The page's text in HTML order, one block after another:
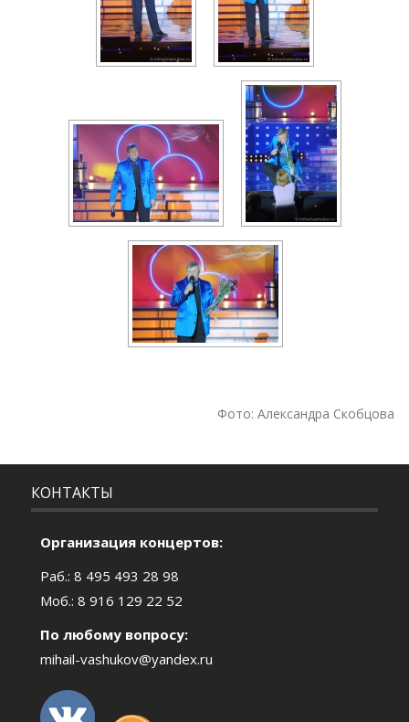
Фото: Александра Скобцова
КОНТАКТЫ
Организация концертов:
Раб.: 8 495 493 28 98
Моб.: 8 916 129 22 52
По любому вопросу:
mihail-vashukov@yandex.ru